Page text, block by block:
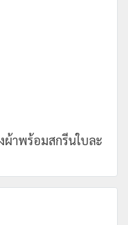
ผ้าพร้อมสกรีนใบละ